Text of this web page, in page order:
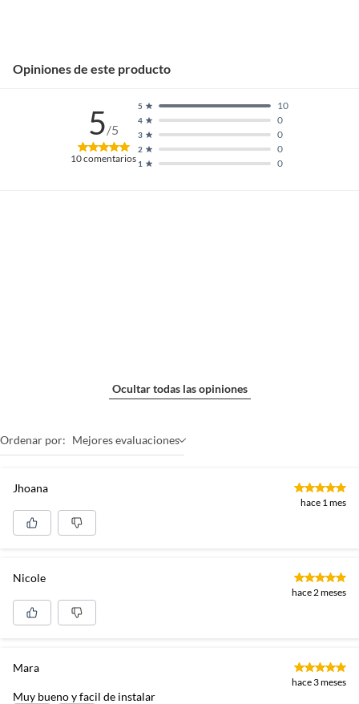
Opiniones de este producto
5/5
10comentarios 1 0
2 0
3 0
4 0
5 10
Ocultar todas las opiniones
Ordenar por: Mejores evaluaciones
Jhoana
hace 1 mes
Nicole
hace 2 meses
Mara
hace 3 meses
Muy bueno y facil de instalar